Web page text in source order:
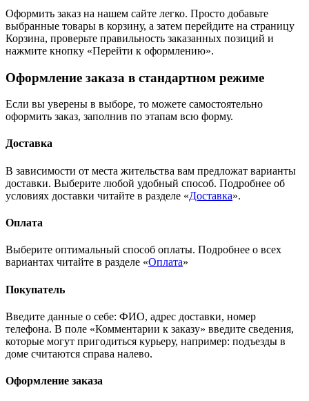
Оформить заказ на нашем сайте легко. Просто добавьте
выбранные товары в корзину, а затем перейдите на страницу
Корзина, проверьте правильность заказанных позиций и
нажмите кнопку «Перейти к оформлению».
Оформление заказа в стандартном режиме
Если вы уверены в выборе, то можете самостоятельно
оформить заказ, заполнив по этапам всю форму.
Доставка
В зависимости от места жительства вам предложат варианты
доставки. Выберите любой удобный способ. Подробнее об
условиях доставки читайте в разделе «Доставка».
Оплата
Выберите оптимальный способ оплаты. Подробнее о всех
вариантах читайте в разделе «Оплата»
Покупатель
Введите данные о себе: ФИО, адрес доставки, номер
телефона. В поле «Комментарии к заказу» введите сведения,
которые могут пригодиться курьеру, например: подъезды в
доме считаются справа налево.
Оформление заказа